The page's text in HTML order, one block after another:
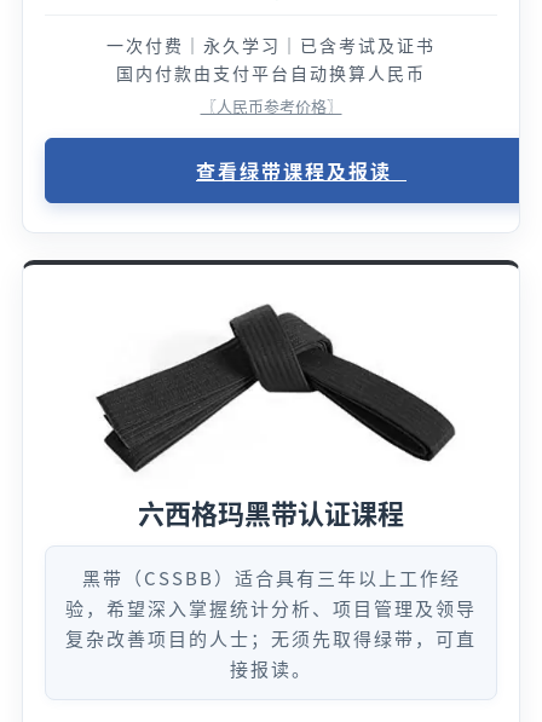
一次付费｜永久学习｜已含考试及证书
国内付款由支付平台自动换算人民币
〖人民币参考价格〗
查看绿带课程及报读
六西格玛黑带认证课程
黑带（CSSBB）适合具有三年以上工作经
验，希望深入掌握统计分析、项目管理及领导
复杂改善项目的人士；无须先取得绿带，可直
接报读。